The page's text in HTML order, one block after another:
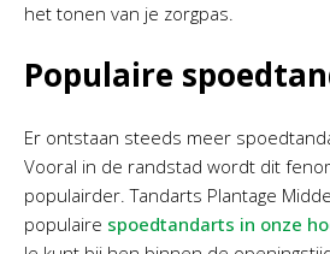
het tonen van je zorgpas.
Populaire
Er ontstaan steeds meer
Vooral in de randstad wordt dit
populairder. Tandarts Plantage
populaire spoedtandarts in onze